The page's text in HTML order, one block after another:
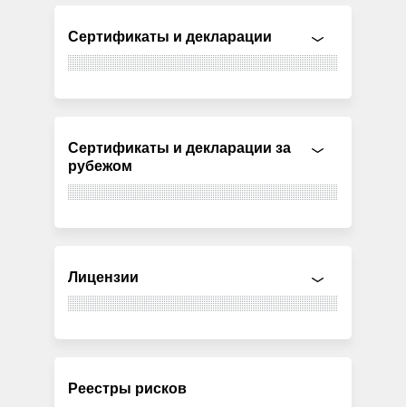
Сертификаты и декларации
Сертификаты и декларации за
рубежом
Лицензии
Реестры рисков